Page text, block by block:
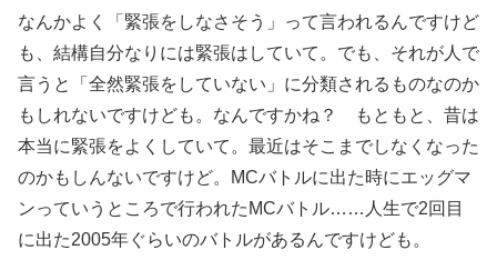
なんかよく「緊張をしなさそう」って言われるんですけど
も、結構自分なりには緊張はしていて。でも、それが人で
言うと「全然緊張をしていない」に分類されるものなのか
もしれないですけども。なんですかね？ もともと、昔は
本当に緊張をよくしていて。最近はそこまでしなくなった
のかもしんないですけど。MCバトルに出た時にエッグマ
ンっていうところで行われたMCバトル……人生で2回目
に出た2005年ぐらいのバトルがあるんですけども。